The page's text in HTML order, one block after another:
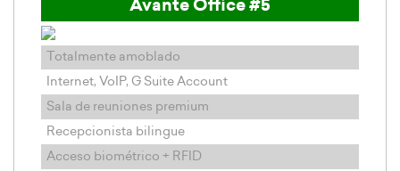
Avante Office #5
Totalmente amoblado
Internet, VoIP, G Suite Account
Sala de reuniones premium
Recepcionista bilingue
Acceso biométrico + RFID